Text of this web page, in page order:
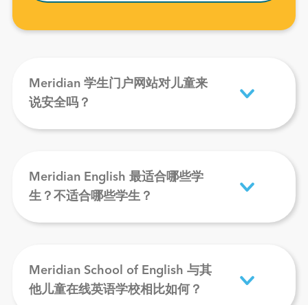
Meridian 学生门户网站对儿童来
说安全吗？
Meridian English 最适合哪些学
生？不适合哪些学生？
Meridian School of English 与其
他儿童在线英语学校相比如何？